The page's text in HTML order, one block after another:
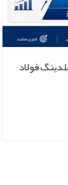
فولاد